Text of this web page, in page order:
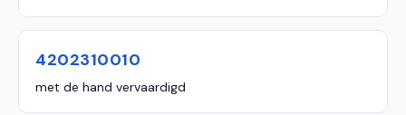
4202310010
met de hand vervaardigd